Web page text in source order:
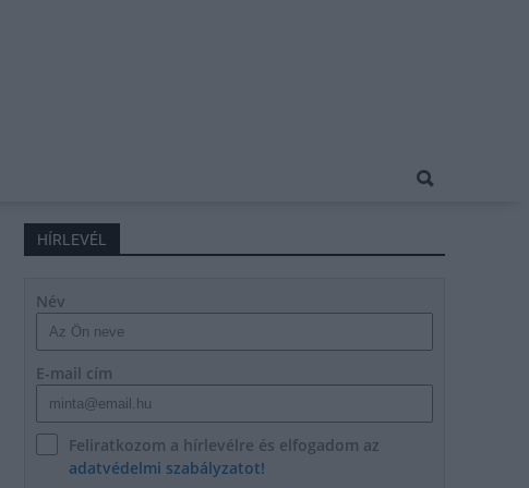
HÍRLEVÉL
Név
E-mail cím
Feliratkozom a hírlevélre és elfogadom az
adatvédelmi szabályzatot!